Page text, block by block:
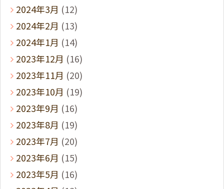
2024年3月 (12)
2024年2月 (13)
2024年1月 (14)
2023年12月 (16)
2023年11月 (20)
2023年10月 (19)
2023年9月 (16)
2023年8月 (19)
2023年7月 (20)
2023年6月 (15)
2023年5月 (16)